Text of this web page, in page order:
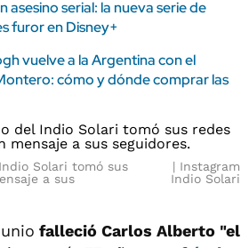
asesino serial: la nueva serie de
furor en Disney+
vuelve a la Argentina con el
cómo y dónde comprar las
Solari tomó sus
a sus
Instagram
Indio Solari
falleció Carlos Alberto "el